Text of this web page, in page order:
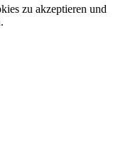
zu akzeptieren und